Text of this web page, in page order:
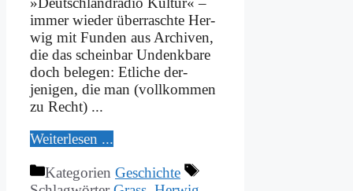
im­mer wie­der über­rasch­te Her­
wig mit Fun­den aus Ar­chi­ven,
die das schein­bar Un­denk­ba­re
doch be­le­gen: Et­li­che der­
jenigen, die man (voll­kom­men
zu Recht) ...
Wei­ter­le­sen ...
Kategorien Geschichte